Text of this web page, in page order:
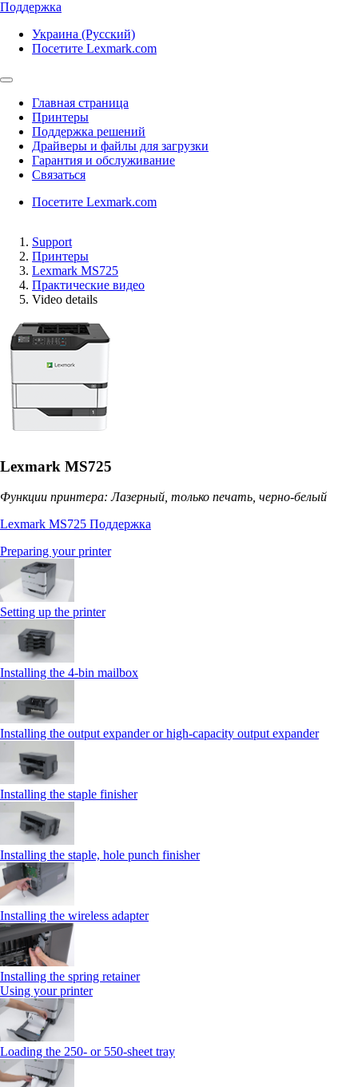
Поддержка
Украина (Русский)
Посетите Lexmark.com
Главная страница
Принтеры
Поддержка решений
Драйверы и файлы для загрузки
Гарантия и обслуживание
Связаться
Посетите Lexmark.com
Support
Принтеры
Lexmark MS725
Практические видео
Video details
Lexmark MS725
Функции принтера: Лазерный, только печать, черно-белый
Lexmark MS725 Поддержка
Preparing your printer
Setting up the printer
Installing the 4‑bin mailbox
Installing the output expander or high‑capacity output expander
Installing the staple finisher
Installing the staple, hole punch finisher
Installing the wireless adapter
Installing the spring retainer
Using your printer
Loading the 250‑ or 550‑sheet tray